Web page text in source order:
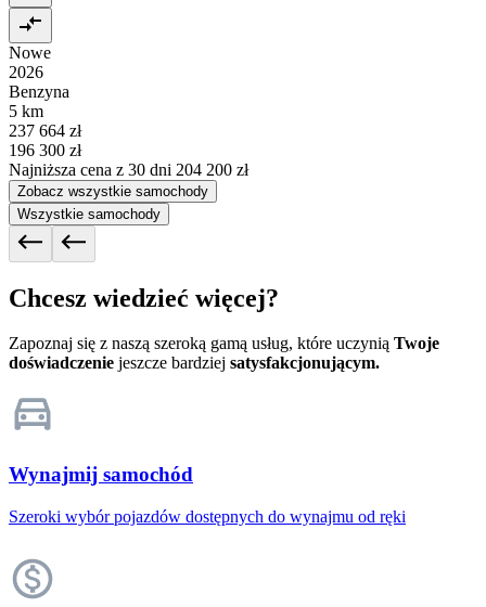
Nowe
2026
Benzyna
5 km
237 664 zł
196 300 zł
Najniższa cena z 30 dni 204 200 zł
Zobacz wszystkie samochody
Wszystkie samochody
Chcesz wiedzieć więcej?
Zapoznaj się z naszą szeroką gamą usług, które uczynią Twoje
doświadczenie jeszcze bardziej satysfakcjonującym.
Wynajmij samochód
Szeroki wybór pojazdów dostępnych do wynajmu od ręki